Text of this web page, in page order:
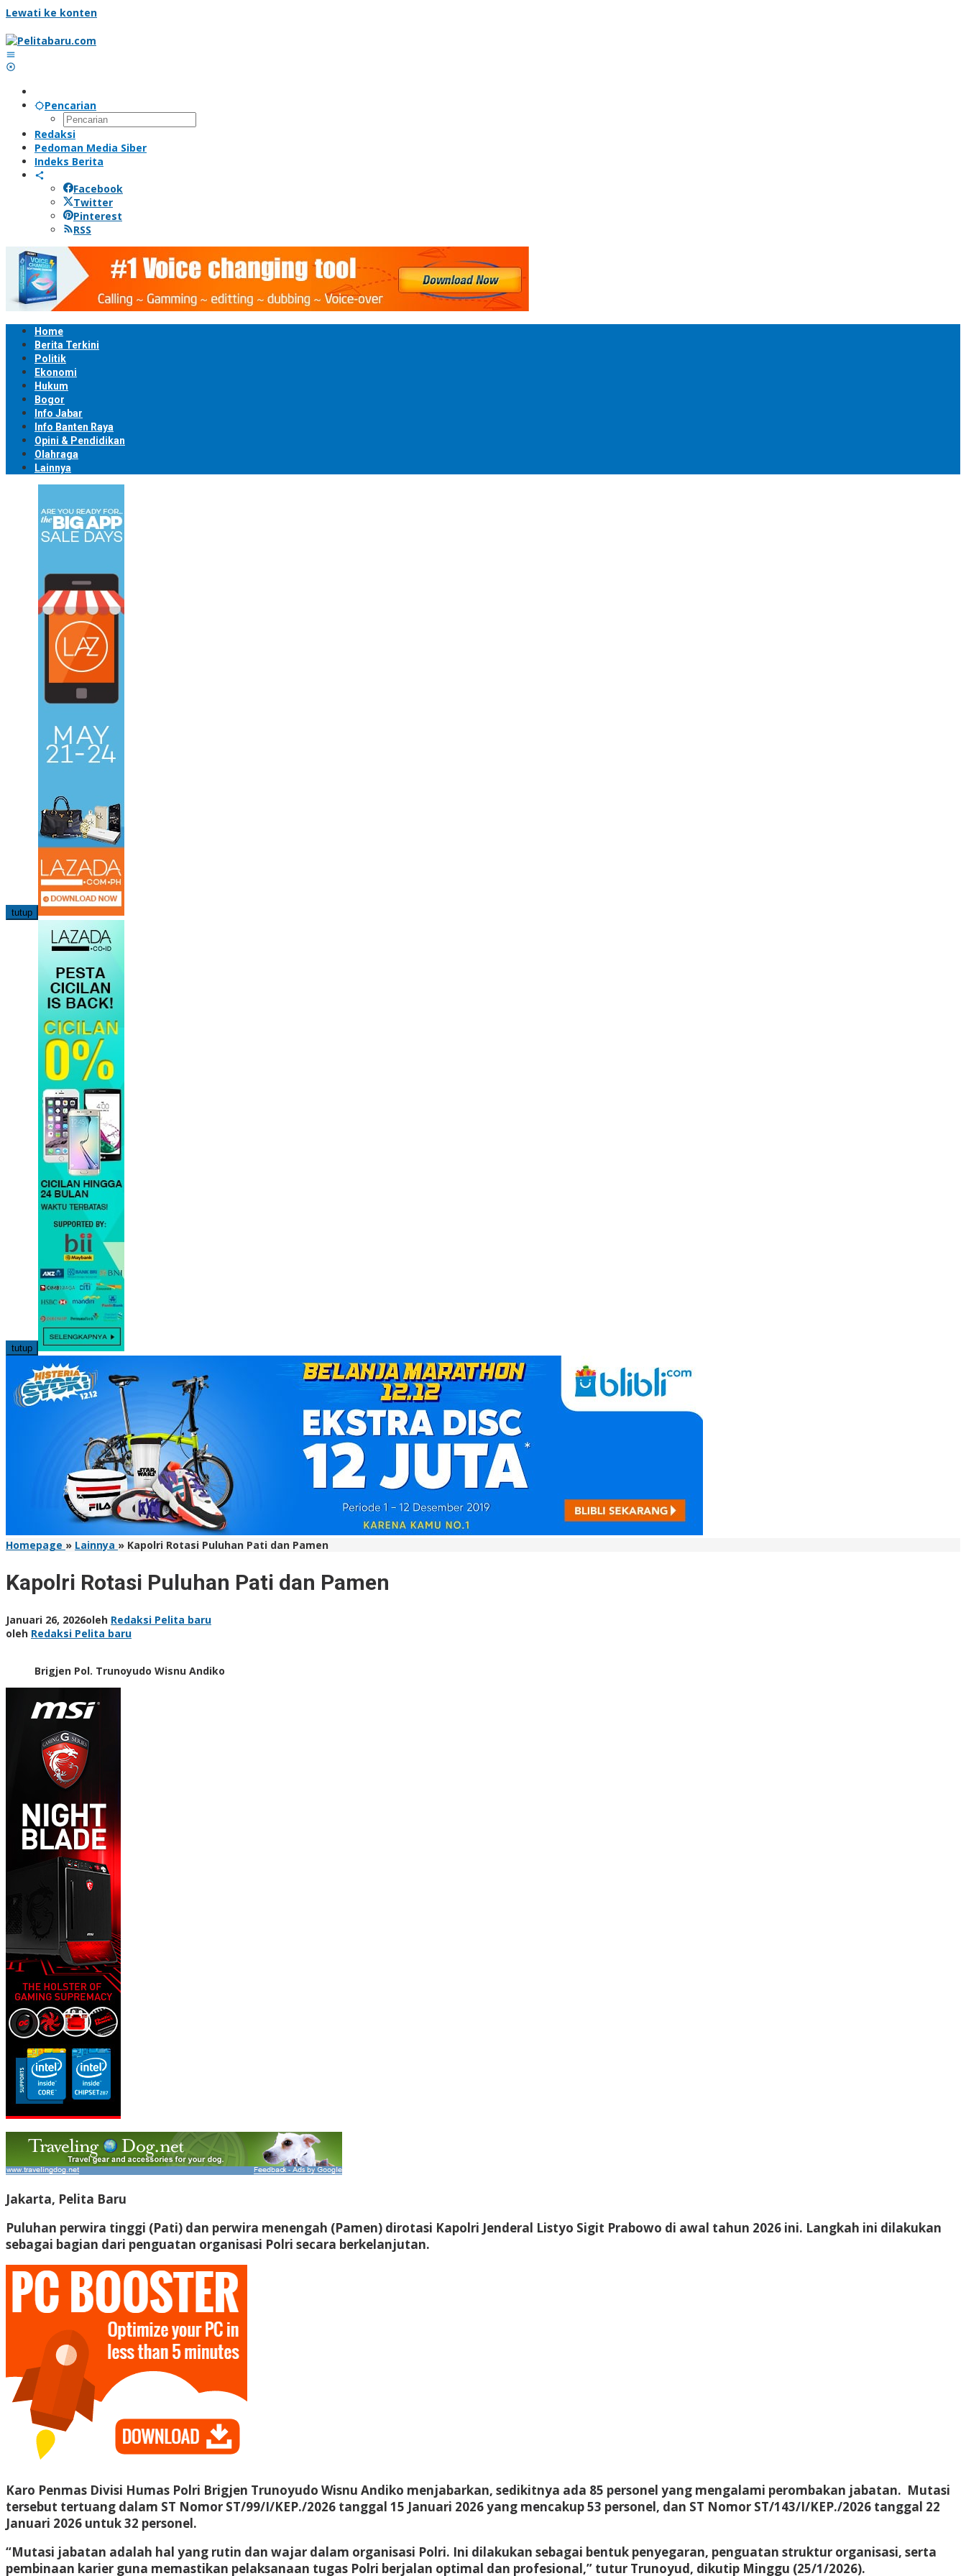
Lewati ke konten
Pencarian
Redaksi
Pedoman Media Siber
Indeks Berita
Facebook
Twitter
Pinterest
RSS
Home
Berita Terkini
Politik
Ekonomi
Hukum
Bogor
Info Jabar
Info Banten Raya
Opini & Pendidikan
Olahraga
Lainnya
tutup
tutup
Homepage » Lainnya » Kapolri Rotasi Puluhan Pati dan Pamen
Kapolri Rotasi Puluhan Pati dan Pamen
Januari 26, 2026oleh Redaksi Pelita baru
oleh Redaksi Pelita baru
Brigjen Pol. Trunoyudo Wisnu Andiko
Jakarta, Pelita Baru
Puluhan perwira tinggi (Pati) dan perwira menengah (Pamen) dirotasi Kapolri Jenderal Listyo Sigit Prabowo di awal tahun 2026 ini. Langkah ini dilakukan
sebagai bagian dari penguatan organisasi Polri secara berkelanjutan.
Karo Penmas Divisi Humas Polri Brigjen Trunoyudo Wisnu Andiko menjabarkan, sedikitnya ada 85 personel yang mengalami perombakan jabatan. Mutasi
tersebut tertuang dalam ST Nomor ST/99/I/KEP./2026 tanggal 15 Januari 2026 yang mencakup 53 personel, dan ST Nomor ST/143/I/KEP./2026 tanggal 22
Januari 2026 untuk 32 personel.
“Mutasi jabatan adalah hal yang rutin dan wajar dalam organisasi Polri. Ini dilakukan sebagai bentuk penyegaran, penguatan struktur organisasi, serta
pembinaan karier guna memastikan pelaksanaan tugas Polri berjalan optimal dan profesional,” tutur Trunoyud, dikutip Minggu (25/1/2026).